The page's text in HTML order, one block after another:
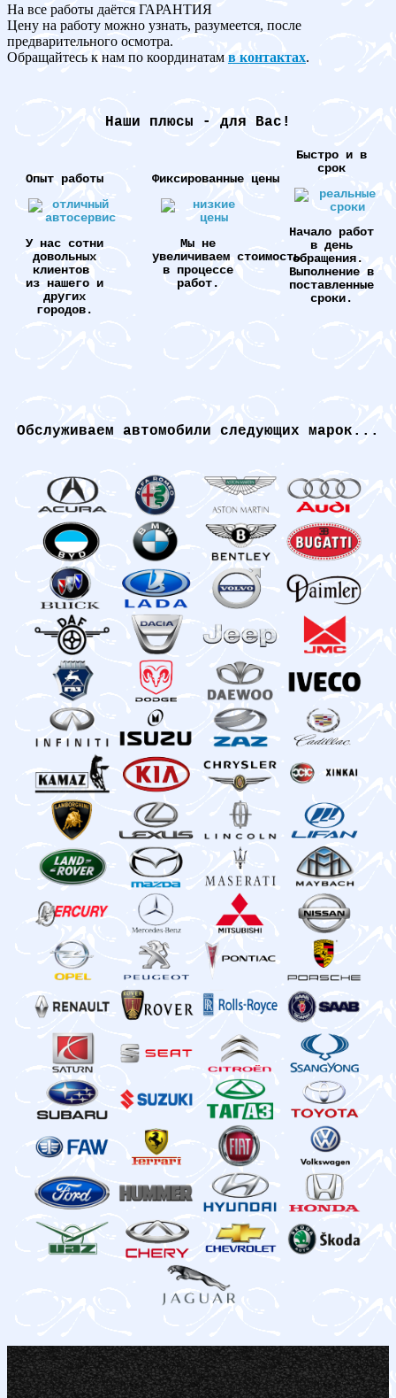
На все работы даётся ГАРАНТИЯ
Цену на работу можно узнать, разумеется, после
предварительного осмотра.
Обращайтесь к нам по координатам в контактах.
Наши плюсы - для Вас!
Опыт работы
У нас сотни
довольных
клиентов
из нашего и
других
городов.
Фиксированные цены
Мы не
увеличиваем стоимость
в процессе
работ.
Быстро и в
срок
Начало работ
в день
обращения.
Выполнение в
поставленные
сроки.
Обслуживаем автомобили следующих марок...